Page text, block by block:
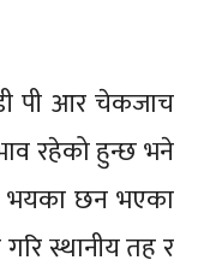
पी आर चेकजाच
रहेको हुन्छ भने
भयका छन भएका
स्थानीय तह र